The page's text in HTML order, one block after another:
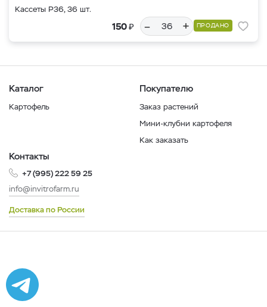
Кассеты Р36, 36 шт.
150₽ – + ПРОДАНО
Каталог
Картофель
Покупателю
Заказ растений
Мини-клубни картофеля
Как заказать
Контакты
+7 (995) 222 59 25
info@invitrofarm.ru
Доставка по России